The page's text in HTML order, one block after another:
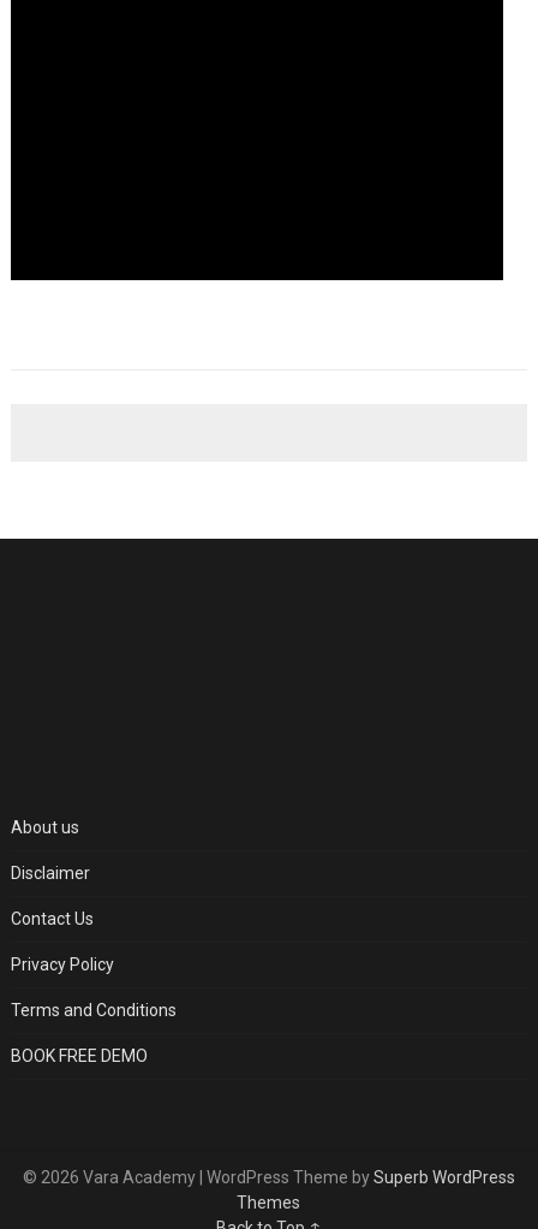
About us
Disclaimer
Contact Us
Privacy Policy
Terms and Conditions
BOOK FREE DEMO
© 2026 Vara Academy | WordPress Theme bySuperb WordPress
Themes